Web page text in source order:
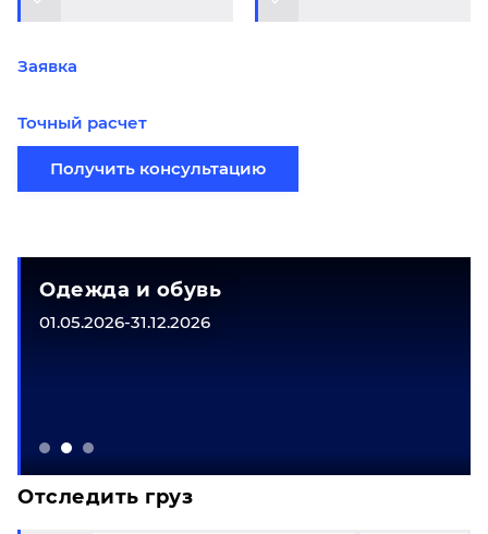
Заявка
Точный расчет
Получить консультацию
Одежда и обувь
01.05.2026-31.12.2026
Отследить груз